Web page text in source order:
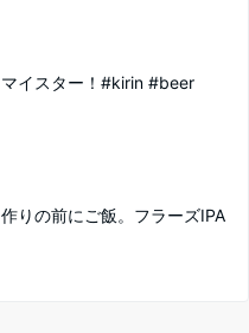
イスター！#kirin #beer
りの前にご飯。フラーズIPA